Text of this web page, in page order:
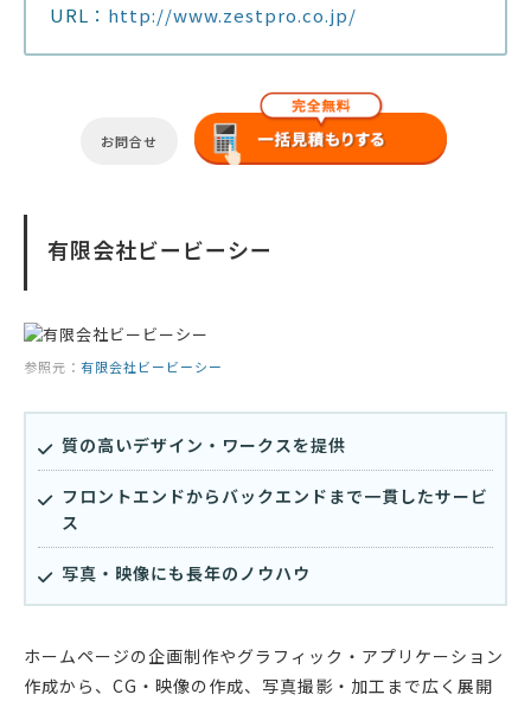
URL： http://www.zestpro.co.jp/
お問合せ
有限会社ビービーシー
参照元： 有限会社ビービーシー
質の高いデザイン・ワークスを提供
フロントエンドからバックエンドまで一貫したサービ
ス
写真・映像にも長年のノウハウ
ホームページの企画制作やグラフィック・アプリケーション
作成から、CG・映像の作成、写真撮影・加工まで広く展開